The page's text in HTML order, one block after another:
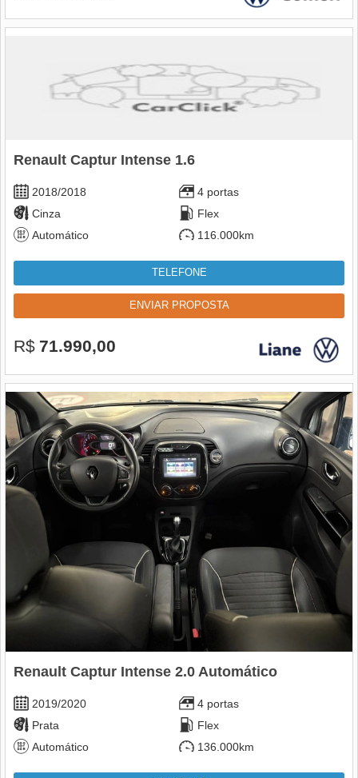
Renault Captur Intense 1.6
2018/2018
4 portas
Cinza
Flex
Automático
116.000km
TELEFONE
ENVIAR PROPOSTA
R$ 71.990,00
Renault Captur Intense 2.0 Automático
2019/2020
4 portas
Prata
Flex
Automático
136.000km